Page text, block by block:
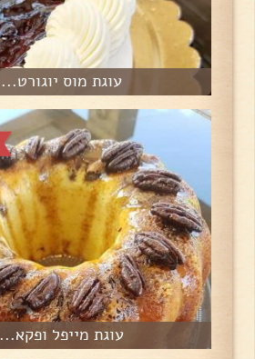
עוגת מוס יוגורט...
עוגת מייפל ופקא...